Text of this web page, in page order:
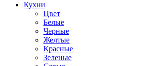
Кухни
Цвет
Белые
Черные
Желтые
Красные
Зеленые